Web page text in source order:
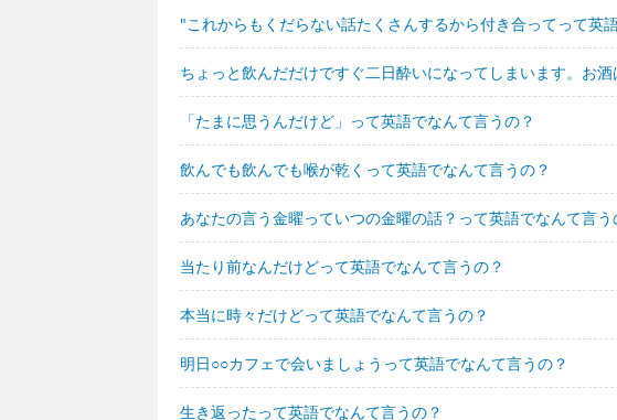
"これからもくだらない話たくさんするから付き合ってって英
ちょっと飲んだだけですぐ二日酔いになってしまいます。お
「たまに思うんだけど」って英語でなんて言うの？
飲んでも飲んでも喉が乾くって英語でなんて言うの？
あなたの言う金曜っていつの金曜の話？って英語でなんて言う
当たり前なんだけどって英語でなんて言うの？
本当に時々だけどって英語でなんて言うの？
明日○○カフェで会いましょうって英語でなんて言うの？
生き返ったって英語でなんて言うの？